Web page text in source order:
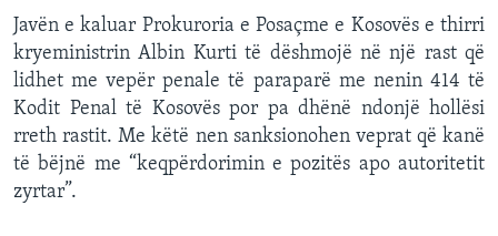
Javën e kaluar Prokuroria e Posaçme e Kosovës e thirri
kryeministrin Albin Kurti të dëshmojë në një rast që
lidhet me vepër penale të paraparë me nenin 414 të
Kodit Penal të Kosovës por pa dhënë ndonjë hollësi
rreth rastit. Me këtë nen sanksionohen veprat që kanë
të bëjnë me “keqpërdorimin e pozitës apo autoritetit
zyrtar”.